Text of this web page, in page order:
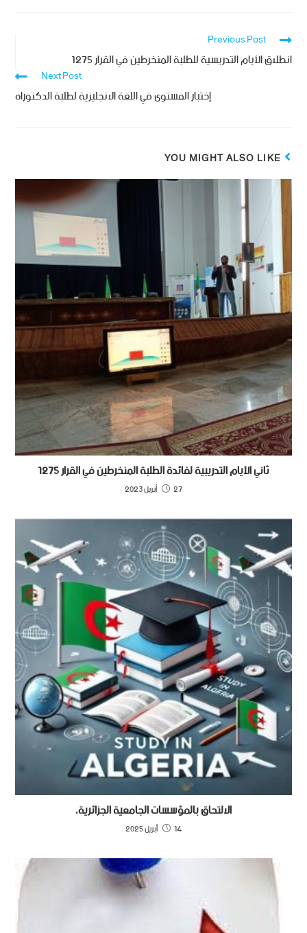
Previous Post
انطلاق الأيام التدريسية للطلبة المنخرطين في القرار 1275
Next Post
إختبار المستوى في اللغة الانجليزية لطلبة الدكتوراه
YOU MIGHT ALSO LIKE
ثاني الأيام التدريبية لفائدة الطلبة المنخرطين في القرار 1275
27 أبريل 2023
الالتحاق بالمؤسسات الجامعية الجزائرية،
14 أبريل 2025